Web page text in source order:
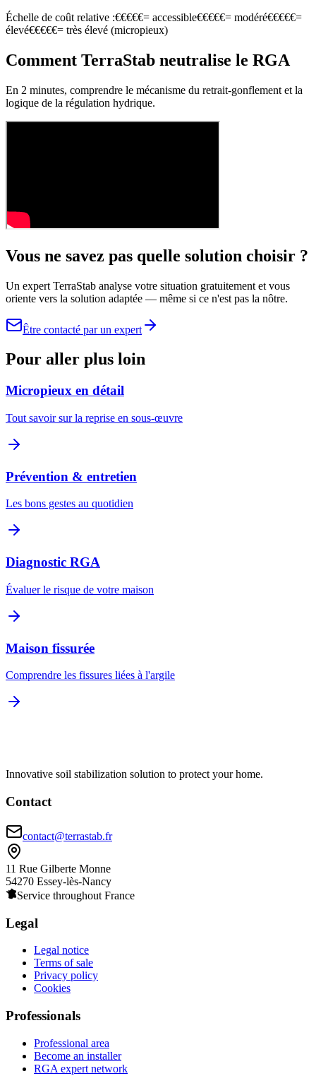
Échelle de coût relative :€€€€€= accessible€€€€€= modéré€€€€€=
élevé€€€€€= très élevé (micropieux)
Comment TerraStab neutralise le RGA
En 2 minutes, comprendre le mécanisme du retrait-gonflement et la
logique de la régulation hydrique.
Vous ne savez pas quelle solution choisir ?
Un expert TerraStab analyse votre situation gratuitement et vous
oriente vers la solution adaptée — même si ce n'est pas la nôtre.
Être contacté par un expert
Pour aller plus loin
Micropieux en détail
Tout savoir sur la reprise en sous-œuvre
Prévention & entretien
Les bons gestes au quotidien
Diagnostic RGA
Évaluer le risque de votre maison
Maison fissurée
Comprendre les fissures liées à l'argile
Innovative soil stabilization solution to protect your home.
Contact
contact@terrastab.fr
11 Rue Gilberte Monne
54270 Essey-lès-Nancy
Service throughout France
Legal
Legal notice
Terms of sale
Privacy policy
Cookies
Professionals
Professional area
Become an installer
RGA expert network